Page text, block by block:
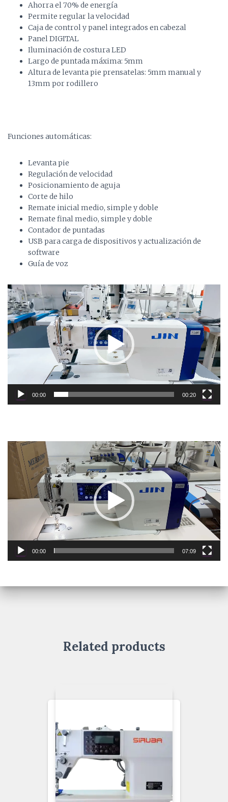
Ahorra el 70% de energía
Permite regular la velocidad
Caja de control y panel integrados en cabezal
Panel DIGITAL
Iluminación de costura LED
Largo de puntada máxima: 5mm
Altura de levanta pie prensatelas: 5mm manual y
13mm por rodillero
Funciones automáticas:
Levanta pie
Regulación de velocidad
Posicionamiento de aguja
Corte de hilo
Remate inicial medio, simple y doble
Remate final medio, simple y doble
Contador de puntadas
USB para carga de dispositivos y actualización de
software
Guía de voz
Video
Player
00:00 00:20
Video
Player
00:00 07:09
Related products